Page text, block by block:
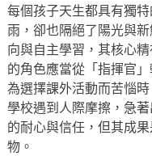
每個孩子天生都具有獨
雨，卻也隔絕了陽光與
向與自主學習，其核心
的角色應當從「指揮官
為選擇課外活動而苦惱
學校遇到人際摩擦，急
的耐心與信任，但其成
物。